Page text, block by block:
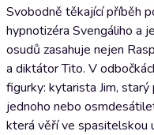
Svobodně těkající příběh
hypnotizéra Svengáliho a
osudů zasahuje nejen
a diktátor Tito. V
figurky: kytarista Jim, starý
jednoho nebo
která věří ve spasitelskou